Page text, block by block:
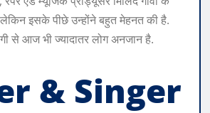
इसके पीछे उन्होंने बहुत मेहनत की है.
से आज भी ज्यादातर लोग अनजान है.
& Singer